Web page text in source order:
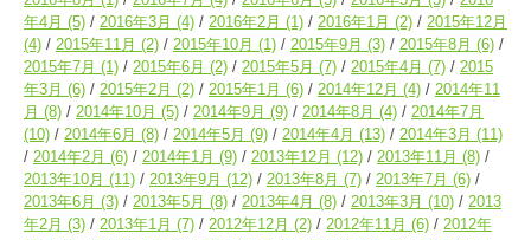
年4月 (5) 2016年3月 (4) 2016年2月 (1) 2016年1月 (2)
2015年12月
(4)
2015年11月 (2) 2015年10月 (1) 2015年9月 (3) 2015年8月 (6)
2015年7月 (1) 2015年6月 (2) 2015年5月 (7) 2015年4月 (7)
2015
年3月 (6) 2015年2月 (2) 2015年1月 (6) 2014年12月 (4)
2014年11
月 (8) 2014年10月 (5) 2014年9月 (9) 2014年8月 (4)
2014年7月
(10)
2014年6月 (8) 2014年5月 (9) 2014年4月 (13) 2014年3月 (11)
2014年2月 (6) 2014年1月 (9) 2013年12月 (12) 2013年11月 (8)
2013年10月 (11) 2013年9月 (12) 2013年8月 (7) 2013年7月 (6)
2013年6月 (3) 2013年5月 (8) 2013年4月 (8) 2013年3月 (10)
2013
年2月 (3) 2013年1月 (7) 2012年12月 (2) 2012年11月 (6)
2012年